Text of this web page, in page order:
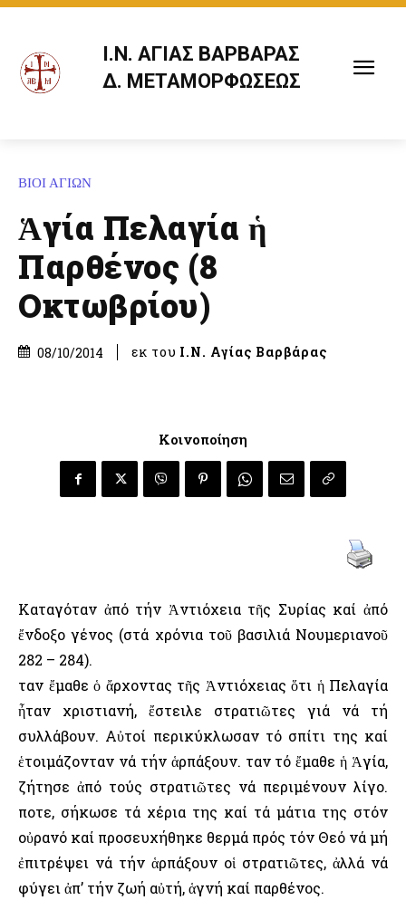
Ι.Ν. ΑΓΙΑΣ ΒΑΡΒΑΡΑΣ
Δ. ΜΕΤΑΜΟΡΦΩΣΕΩΣ
ΒΙΟΙ ΑΓΙΩΝ
Ἁγία Πελαγία ἡ
Παρθένος (8
Οκτωβρίου)
08/10/2014 εκ του Ι.Ν. Αγίας Βαρβάρας
Κοινοποίηση
Καταγόταν ἀπό τήν Ἀντιόχεια τῆς Συρίας καί ἀπό
ἔνδοξο γένος (στά χρόνια τοῦ βασιλιά Νουμεριανοῦ
282 – 284).
Ὅταν ἔμαθε ὁ ἄρχοντας τῆς Ἀντιόχειας ὅτι ἡ Πελαγία
ἦταν χριστιανή, ἔστειλε στρατιῶτες γιά νά τή
συλλάβουν. Αὐτοί περικύκλωσαν τό σπίτι της καί
ἑτοιμάζονταν νά τήν ἁρπάξουν. Ὅταν τό ἔμαθε ἡ Ἁγία,
ζήτησε ἀπό τούς στρατιῶτες νά περιμένουν λίγο.
Ὅποτε, σήκωσε τά χέρια της καί τά μάτια της στόν
οὐρανό καί προσευχήθηκε θερμά πρός τόν Θεό νά μή
ἐπιτρέψει νά τήν ἁρπάξουν οἱ στρατιῶτες, ἀλλά νά
φύγει ἀπ’ τήν ζωή αὐτή, ἁγνή καί παρθένος.